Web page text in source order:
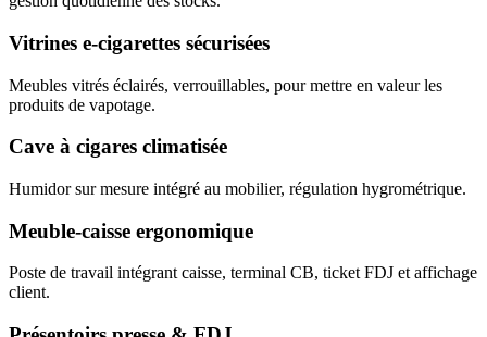
Vitrines e-cigarettes sécurisées
Meubles vitrés éclairés, verrouillables, pour mettre en valeur les
produits de vapotage.
Cave à cigares climatisée
Humidor sur mesure intégré au mobilier, régulation hygrométrique.
Meuble-caisse ergonomique
Poste de travail intégrant caisse, terminal CB, ticket FDJ et affichage
client.